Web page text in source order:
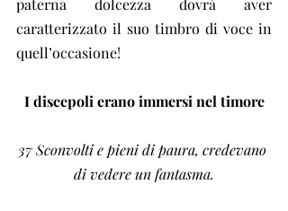
caratterizzato il suo timbro di voce in
quell’occasione!
I discepoli erano immersi nel timore
37 Sconvolti e pieni di paura, credevano
di vedere un fantasma.